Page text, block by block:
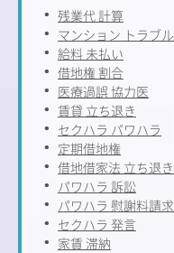
残業代 計算
マンション トラブル
給料 未払い
借地権 割合
医療過誤 協力医
賃貸 立ち退き
セクハラ パワハラ
定期借地権
借地借家法 立ち退き
パワハラ 訴訟
パワハラ 慰謝料請求
セクハラ 発言
家賃 滞納